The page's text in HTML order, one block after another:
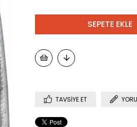
TAVSIYE ET